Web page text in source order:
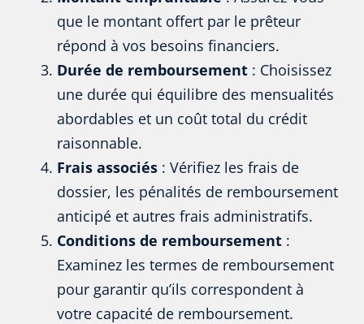
que le montant offert par le prêteur
répond à vos besoins financiers.
Durée de remboursement : Choisissez
une durée qui équilibre des mensualités
abordables et un coût total du crédit
raisonnable.
Frais associés : Vérifiez les frais de
dossier, les pénalités de remboursement
anticipé et autres frais administratifs.
Conditions de remboursement :
Examinez les termes de remboursement
pour garantir qu’ils correspondent à
votre capacité de remboursement.